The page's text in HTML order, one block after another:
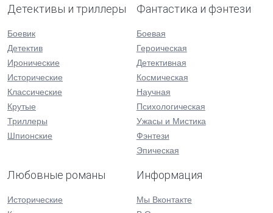
Детективы и триллеры
Боевик
Детектив
Иронические
Исторические
Классические
Крутые
Триллеры
Шпионские
Фантастика и фэнтези
Боевая
Героическая
Детективная
Космическая
Научная
Психологическая
Ужасы и Мистика
Фэнтези
Эпическая
Любовные романы
Исторические
Информация
Мы Вконтакте